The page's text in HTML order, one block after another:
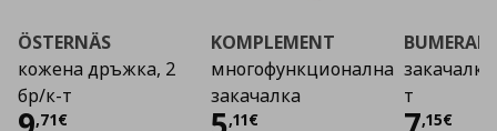
ÖSTERNÄS
кожена дръжка, 2
бр/к-т
,71€
KOMPLEMENT
многофункционална
закачалка
,11€
т
,15€